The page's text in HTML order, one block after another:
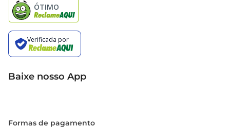
Baixe nosso App
Formas de pagamento